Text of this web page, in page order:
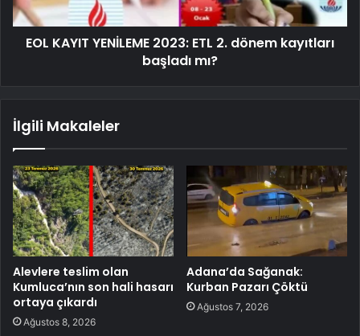
EOL KAYIT YENİLEME 2023: ETL 2. dönem kayıtları
başladı mı?
İlgili Makaleler
Alevlere teslim olan
Kumluca’nın son hali hasarı
ortaya çıkardı
Ağustos 8, 2026
Adana’da Sağanak:
Kurban Pazarı Çöktü
Ağustos 7, 2026